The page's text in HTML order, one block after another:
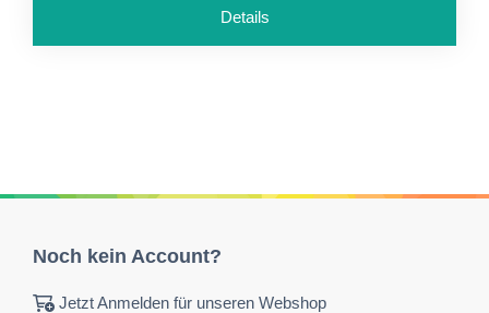
Details
Noch kein Account?
Jetzt Anmelden für unseren Webshop